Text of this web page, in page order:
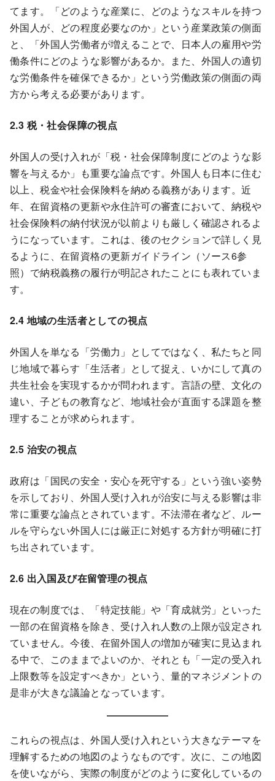
てます。「どのような産業に、どのようなスキルを持つ
外国人が、どの程度必要なのか」という産業政策の側面
と、「外国人労働者が増えることで、日本人の雇用や労
働条件にどのような影響があるか。また、外国人の適切
な労働条件を確保できるか」という労働政策の側面の両
方から考える必要があります。
2.3 税・社会保障の視点
外国人の受け入れが「税・社会保障制度にどのような影
響を与えるか」も重要な論点です。外国人も日本に住む
以上、税金や社会保険料を納める義務があります。近
年、在留資格の更新や永住許可の審査において、納税や
社会保険料の納付状況が以前よりも厳しく確認されるよ
うになっています。これは、後のセクションで詳しく見
るように、在留資格の更新ガイドライン（ソース6参
照）で納税義務の履行が明記されたことにも表れていま
す。
2.4 地域の生活者としての視点
外国人を単なる「労働力」としてではなく、私たちと同
じ地域で暮らす「生活者」として捉え、いかにして真の
共生社会を実現するかが問われます。言語の壁、文化の
違い、子どもの教育など、地域社会が直面する課題を整
理することが求められます。
2.5 治安の視点
政府は「国民の安全・安心を死守する」という強い姿勢
を示しており、外国人受け入れが治安に与える影響は非
常に重要な論点とされています。不法滞在者など、ルー
ルを守らない外国人には厳正に対処する方針が明確に打
ち出されています。
2.6 出入国及び在留管理の視点
現在の制度では、「特定技能」や「育成就労」といった
一部の在留資格を除き、受け入れ人数の上限が設定され
ていません。今後、在留外国人の増加が確実に見込まれ
る中で、このままでよいのか、それとも「一定の受入れ
上限数等を設定すべきか」という、量的マネジメントの
是非が大きな議論となっています。
これらの視点は、外国人受け入れという大きなテーマを
理解するための地図のようなものです。次に、この地図
を使いながら、実際の制度がどのように変化しているの